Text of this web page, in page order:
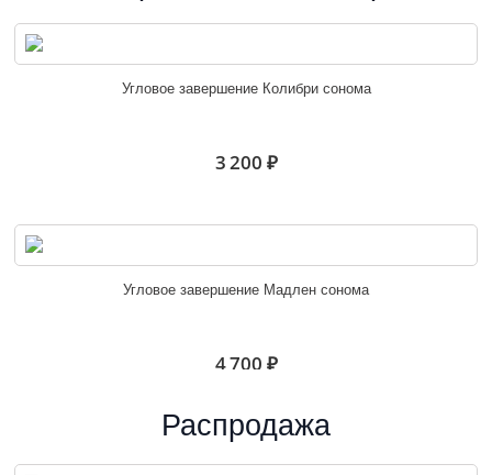
Угловое завершение Колибри сонома
3 200 ₽
Угловое завершение Мадлен сонома
4 700 ₽
Распродажа